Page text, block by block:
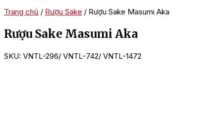
Trang chủ / Rượu Sake / Rượu Sake Masumi Aka
Rượu Sake Masumi Aka
SKU: VNTL-296/ VNTL-742/ VNTL-1472